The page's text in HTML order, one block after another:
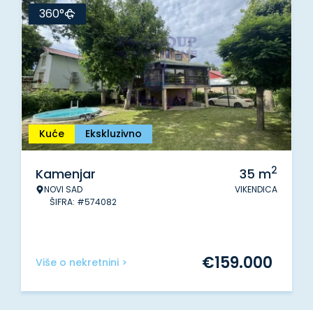
Kuće Ekskluzivno
360°
Kamenjar
NOVI SAD
ŠIFRA: #574082
35 m2
VIKENDICA
Više o nekretnini > €159.000